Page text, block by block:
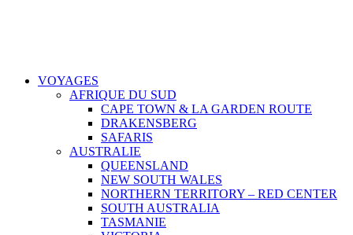
VOYAGES
AFRIQUE DU SUD
CAPE TOWN & LA GARDEN ROUTE
DRAKENSBERG
SAFARIS
AUSTRALIE
QUEENSLAND
NEW SOUTH WALES
NORTHERN TERRITORY – RED CENTER
SOUTH AUSTRALIA
TASMANIE